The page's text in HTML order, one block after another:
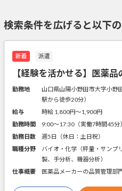
検索条件を広げると以下
新着 派遣
【経験を活かせる】医薬
勤務地
山口県山陽小野田市大字小野
駅から徒歩20分）
給与
時給 1,800円〜1,900円
勤務時間
9:00～17:30（実働7時間45分）
勤務日数
週5日（休日：土日祝）
職種分野
バイオ・化学（秤量・サンプ
製、手分析、機器分析）
仕事概要
医薬品メーカーの品質管理部